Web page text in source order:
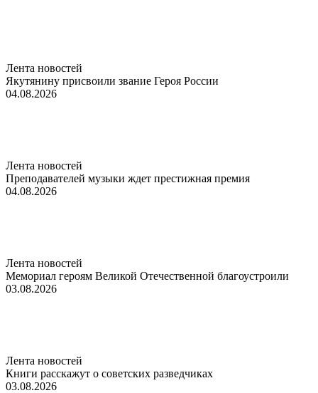
Лента новостей
Якутянину присвоили звание Героя России
04.08.2026
Лента новостей
Преподавателей музыки ждет престижная премия
04.08.2026
Лента новостей
Мемориал героям Великой Отечественной благоустроили
03.08.2026
Лента новостей
Книги расскажут о советских разведчиках
03.08.2026